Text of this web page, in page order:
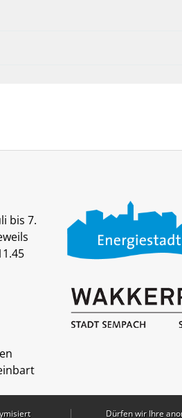
bis 7.
Dürfen wir Ihre